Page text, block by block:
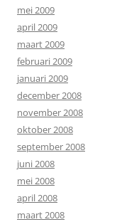
mei 2009
april 2009
maart 2009
februari 2009
januari 2009
december 2008
november 2008
oktober 2008
september 2008
juni 2008
mei 2008
april 2008
maart 2008